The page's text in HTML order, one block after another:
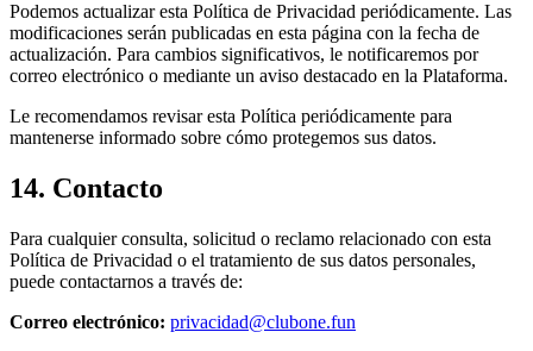
Podemos actualizar esta Política de Privacidad periódicamente. Las
modificaciones serán publicadas en esta página con la fecha de
actualización. Para cambios significativos, le notificaremos por
correo electrónico o mediante un aviso destacado en la Plataforma.
Le recomendamos revisar esta Política periódicamente para
mantenerse informado sobre cómo protegemos sus datos.
14. Contacto
Para cualquier consulta, solicitud o reclamo relacionado con esta
Política de Privacidad o el tratamiento de sus datos personales,
puede contactarnos a través de:
Correo electrónico: privacidad@clubone.fun